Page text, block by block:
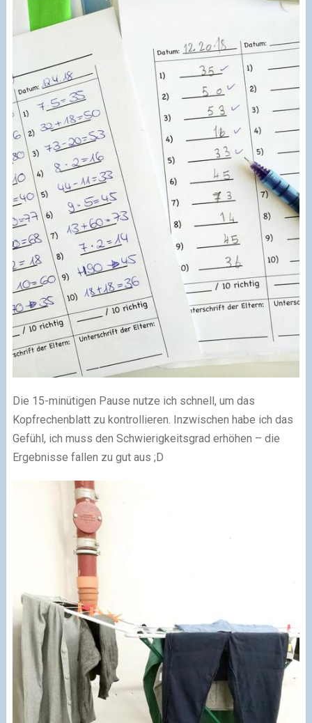
Die 15-minütigen Pause nutze ich schnell, um das
Kopfrechenblatt zu kontrollieren. Inzwischen habe ich das
Gefühl, ich muss den Schwierigkeitsgrad erhöhen – die
Ergebnisse fallen zu gut aus ;D